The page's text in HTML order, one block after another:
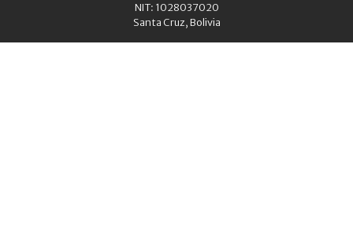
NIT: 1028037020
Santa Cruz, Bolivia